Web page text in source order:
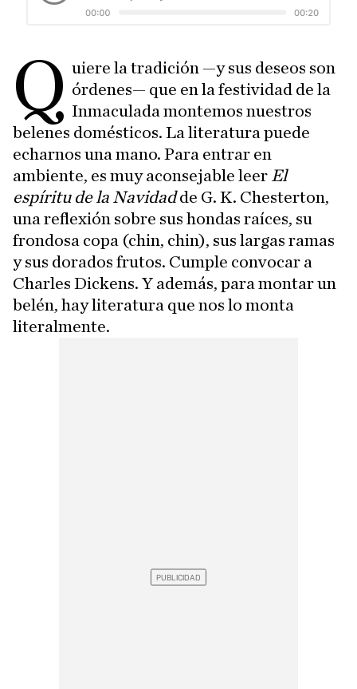
Q uiere la tradición —y sus deseos son
órdenes— que en la festividad de la
Inmaculada montemos nuestros
belenes domésticos. La literatura puede
echarnos una mano. Para entrar en
ambiente, es muy aconsejable leer El
espíritu de la Navidadde G. K. Chesterton,
una reflexión sobre sus hondas raíces, su
frondosa copa (chin, chin), sus largas ramas
y sus dorados frutos. Cumple convocar a
Charles Dickens. Y además, para montar un
belén, hay literatura que nos lo monta
literalmente.